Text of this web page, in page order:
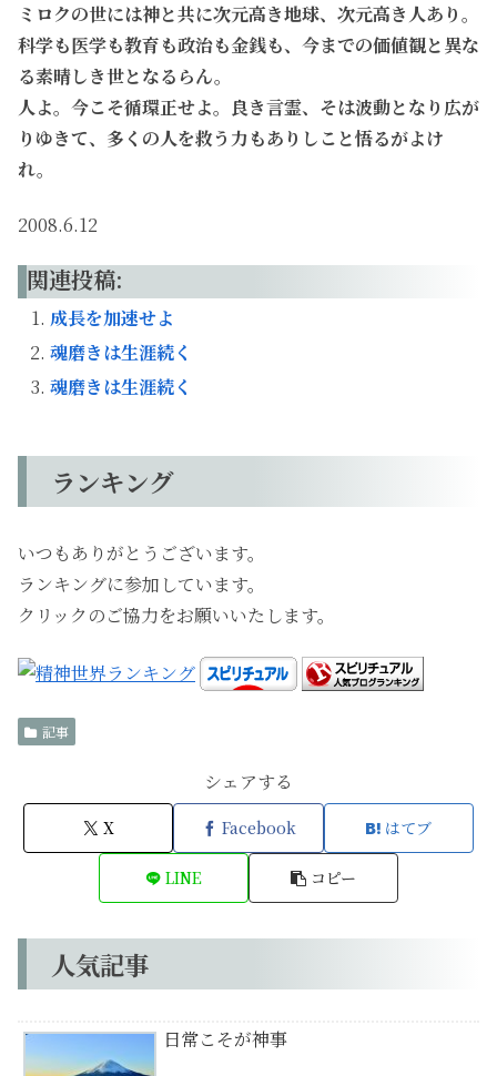
ミロクの世には神と共に次元高き地球、次元高き人あり。
科学も医学も教育も政治も金銭も、今までの価値観と異な
る素晴しき世となるらん。
人よ。今こそ循環正せよ。良き言霊、そは波動となり広が
りゆきて、多くの人を救う力もありしこと悟るがよけ
れ。
2008.6.12
関連投稿:
成長を加速せよ
魂磨きは生涯続く
魂磨きは生涯続く
ランキング
いつもありがとうございます。
ランキングに参加しています。
クリックのご協力をお願いいたします。
記事
シェアする
X Facebook はてブ
LINE コピー
人気記事
日常こそが神事